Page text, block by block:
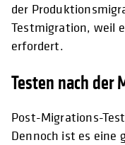
der
Testmigration, weil
erfordert.
Testen nach der
Post-Migrations-
Dennoch ist es eine